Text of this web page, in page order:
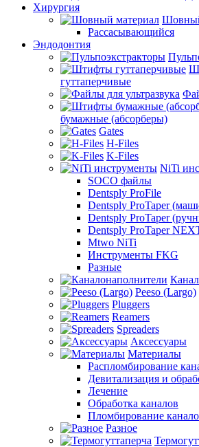
Хирургия
Рассасывающийся
Эндодонтия
гуттаперчивые
бумажные (абсорберы)
Gates
H-Files
K-Files
NiTi
SOCO файлы
Dentsply ProFile
Dentsply ProTaper
Dentsply ProTaper
Dentsply ProTaper
Mtwo NiTi
Инструменты FKG
Разные
Peeso (Largo)
Pluggers
Reamers
Spreaders
Аксессуары
Материалы
Распломбирование
Девитализация и
Лечение
Обработка каналов
Пломбирование
Разное